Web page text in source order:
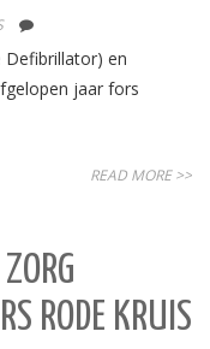
Defibrillator) en
jaar fors
READ MORE >>
RODE KRUIS